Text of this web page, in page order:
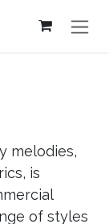
melodies,
is
of styles